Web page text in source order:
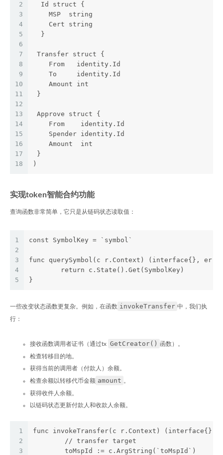
2
3
4
5
6
7
8
9
10
11
12
13
14
15
16
17
18
  Id struct {
    MSP  string
    Cert string
  }
Transfer struct {
    From   identity.Id
    To     identity.Id
    Amount int
}
Approve struct {
    From    identity.Id
    Spender identity.Id
    Amount  int
}
)
实现token智能合约功能
查询函数非常简单，它只是从链码状态读取值：
1
2
3
4
5
const SymbolKey = `symbol`
func querySymbol(c r.Context) (interface{},
	return c.State().Get(SymbolKey)
}
一些改变状态函数更复杂。例如，在函数 invokeTransfer 中，我们执
行：
接收函数调用者证书（通过tx GetCreator() 函数）。
检查转移目的地。
获得当前的调用者（付款人）余额。
检查余额以转移代币金额 amount 。
获得收件人余额。
以链码状态更新付款人和收款人余额。
1
2
3
func invokeTransfer(c r.Context) (interface{},
	// transfer target
	toMspId := c.ArgString(`toMspId`)